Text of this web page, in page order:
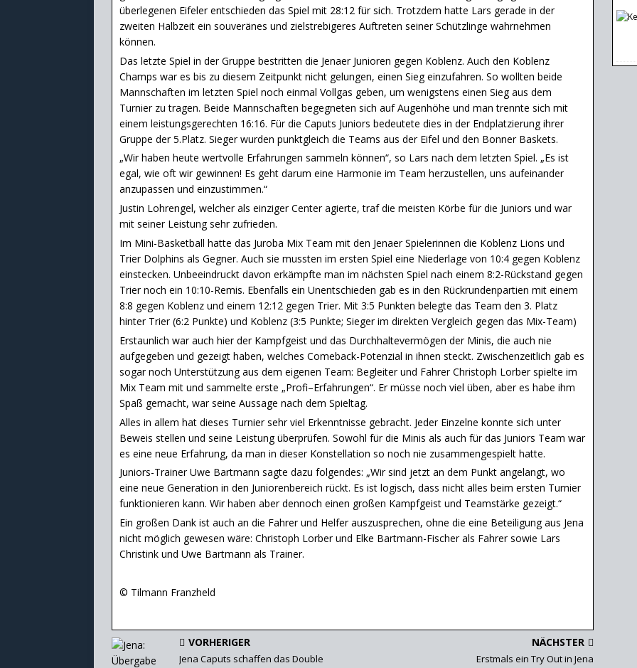
überlegenen Eifeler entschieden das Spiel mit 28:12 für sich. Trotzdem hatte Lars gerade in der
zweiten Halbzeit ein souveränes und zielstrebigeres Auftreten seiner Schützlinge wahrnehmen
können.
Das letzte Spiel in der Gruppe bestritten die Jenaer Junioren gegen Koblenz. Auch den Koblenz
Champs war es bis zu diesem Zeitpunkt nicht gelungen, einen Sieg einzufahren. So wollten beide
Mannschaften im letzten Spiel noch einmal Vollgas geben, um wenigstens einen Sieg aus dem
Turnier zu tragen. Beide Mannschaften begegneten sich auf Augenhöhe und man trennte sich mit
einem leistungsgerechten 16:16. Für die Caputs Juniors bedeutete dies in der Endplatzierung ihrer
Gruppe der 5.Platz. Sieger wurden punktgleich die Teams aus der Eifel und den Bonner Baskets.
„Wir haben heute wertvolle Erfahrungen sammeln können“, so Lars nach dem letzten Spiel. „Es ist
egal, wie oft wir gewinnen! Es geht darum eine Harmonie im Team herzustellen, uns aufeinander
anzupassen und einzustimmen.“
Justin Lohrengel, welcher als einziger Center agierte, traf die meisten Körbe für die Juniors und war
mit seiner Leistung sehr zufrieden.
Im Mini-Basketball hatte das Juroba Mix Team mit den Jenaer Spielerinnen die Koblenz Lions und
Trier Dolphins als Gegner. Auch sie mussten im ersten Spiel eine Niederlage von 10:4 gegen Koblenz
einstecken. Unbeeindruckt davon erkämpfte man im nächsten Spiel nach einem 8:2-Rückstand gegen
Trier noch ein 10:10-Remis. Ebenfalls ein Unentschieden gab es in den Rückrundenpartien mit einem
8:8 gegen Koblenz und einem 12:12 gegen Trier. Mit 3:5 Punkten belegte das Team den 3. Platz
hinter Trier (6:2 Punkte) und Koblenz (3:5 Punkte; Sieger im direkten Vergleich gegen das Mix-Team)
Erstaunlich war auch hier der Kampfgeist und das Durchhaltevermögen der Minis, die auch nie
aufgegeben und gezeigt haben, welches Comeback-Potenzial in ihnen steckt. Zwischenzeitlich gab es
sogar noch Unterstützung aus dem eigenen Team: Begleiter und Fahrer Christoph Lorber spielte im
Mix Team mit und sammelte erste „Profi–Erfahrungen“. Er müsse noch viel üben, aber es habe ihm
Spaß gemacht, war seine Aussage nach dem Spieltag.
Alles in allem hat dieses Turnier sehr viel Erkenntnisse gebracht. Jeder Einzelne konnte sich unter
Beweis stellen und seine Leistung überprüfen. Sowohl für die Minis als auch für das Juniors Team war
es eine neue Erfahrung, da man in dieser Konstellation so noch nie zusammengespielt hatte.
Juniors-Trainer Uwe Bartmann sagte dazu folgendes: „Wir sind jetzt an dem Punkt angelangt, wo
eine neue Generation in den Juniorenbereich rückt. Es ist logisch, dass nicht alles beim ersten Turnier
funktionieren kann. Wir haben aber dennoch einen großen Kampfgeist und Teamstärke gezeigt.“
Ein großen Dank ist auch an die Fahrer und Helfer auszusprechen, ohne die eine Beteiligung aus Jena
nicht möglich gewesen wäre: Christoph Lorber und Elke Bartmann-Fischer als Fahrer sowie Lars
Christink und Uwe Bartmann als Trainer.
© Tilmann Franzheld
VORHERIGER
Jena Caputs schaffen das Double
NÄCHSTER
Erstmals ein Try Out in Jena